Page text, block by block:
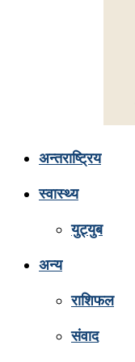
अन्तराष्ट्रिय
स्वास्थ्य
युट्युब
अन्य
राशिफल
संवाद